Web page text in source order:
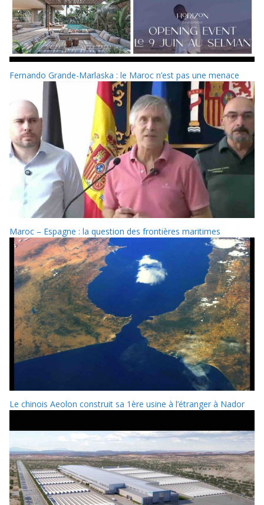
Fernando Grande-Marlaska : le Maroc n’est pas une menace
Maroc – Espagne : la question des frontières maritimes
Le chinois Aeolon construit sa 1ère usine à l’étranger à Nador